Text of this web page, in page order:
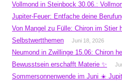
Vollmond in Steinbock 30.06.:
Jupiter-Feuer: Entfache deine
Von Mangel zu Fülle: Chiron im Stier
Selbstwertthemen
Juni 18, 2026
Neumond in Zwillinge 15.06: Chiron
Bewusstsein erschafft Materie ✨
Sommersonnenwende im Juni ☀️